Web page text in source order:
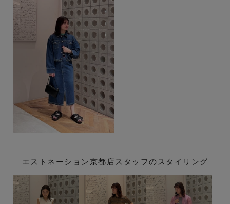
エストネーション京都店スタッフのスタイリング